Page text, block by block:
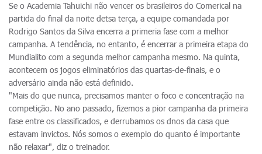
Se o Academia Tahuichi não vencer os brasileiros do Comerical na
partida do final da noite detsa terça, a equipe comandada por
Rodrigo Santos da Silva encerra a primeria fase com a melhor
campanha. A tendência, no entanto, é encerrar a primeira etapa do
Mundialito com a segunda melhor campanha mesmo. Na quinta,
acontecem os jogos eliminatórios das quartas-de-finais, e o
adversário ainda não está definido.
"Mais do que nunca, precisamos manter o foco e concentração na
competição. No ano passado, fizemos a pior campanha da primeira
fase entre os classificados, e derrubamos os dnos da casa que
estavam invictos. Nós somos o exemplo do quanto é importante
não relaxar", diz o treinador.